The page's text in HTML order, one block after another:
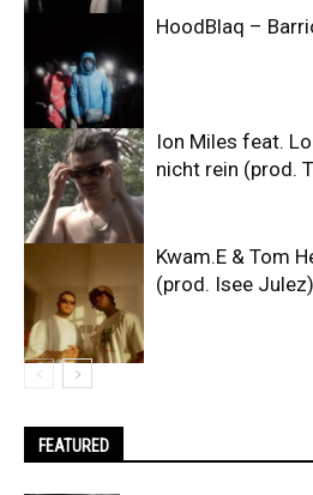
HoodBlaq –
Ion Miles feat.
nicht rein (prod.
Kwam.E & Tom
(prod. Isee Julez)
FEATURED